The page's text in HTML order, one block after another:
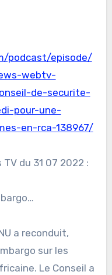
podcast/episode/
webtv-
de-securite-
pour-une-
en-rca-138967/
du 31 07 2022 :
a reconduit,
sur les
Le Conseil a